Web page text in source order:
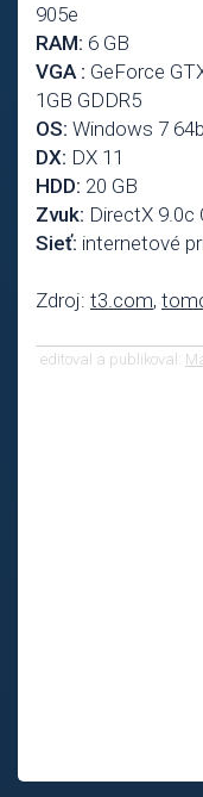
905e
RAM: 6 GB
VGA : GeForce
1GB GDDR5
OS: Windows 7
DX: DX 11
HDD: 20 GB
Zvuk: DirectX 9.0c
Sieť: internetové
Zdroj: t3.com,
editoval a publikoval: